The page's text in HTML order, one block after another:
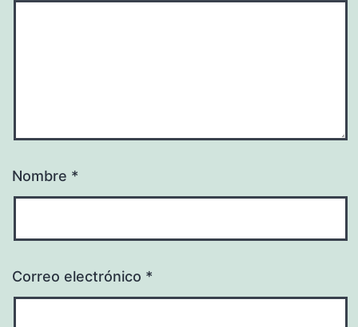
Nombre *
Correo electrónico *